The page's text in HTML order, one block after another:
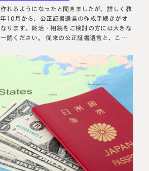
れるようになったと聞きましたが、詳しく教
ります。終活・相続をご検討の方には大きな
来の公正証書遺言と、これ
、対面で手続きを行う必要がありました。